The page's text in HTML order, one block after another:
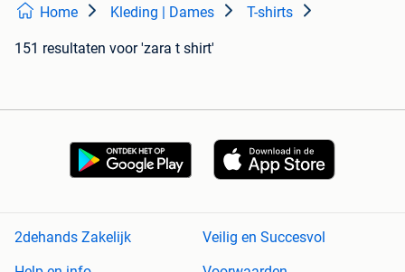
Home Kleding | Dames T-shirts
151 resultaten voor 'zara t shirt'
2dehands Zakelijk
Veilig en Succesvol